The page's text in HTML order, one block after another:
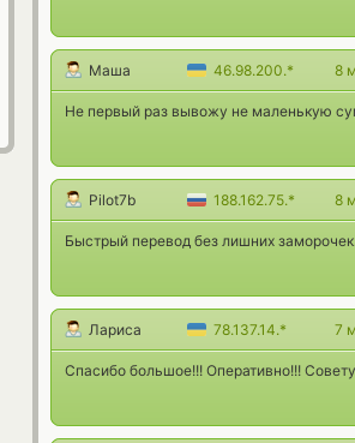
Маша 46.98.200.* 8
Не первый раз вывожу не маленькую
Pilot7b 188.162.75.* 8
Быстрый перевод без лишних
Лариса 78.137.14.* 7
Спасибо большое!!! Оперативно!!!